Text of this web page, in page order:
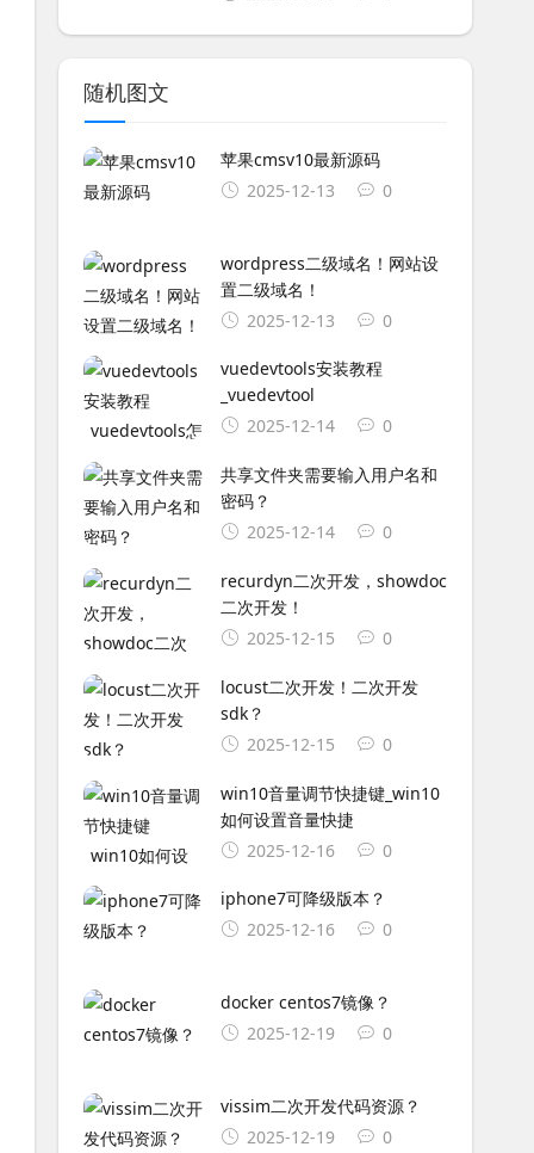
随机图文
苹果cmsv10最新源码
2025-12-13
0
wordpress二级域名！网站设
置二级域名！
2025-12-13
0
vuedevtools安装教程
_vuedevtool
2025-12-14
0
共享文件夹需要输入用户名和
密码？
2025-12-14
0
recurdyn二次开发，showdoc
二次开发！
2025-12-15
0
locust二次开发！二次开发
sdk？
2025-12-15
0
win10音量调节快捷键_win10
如何设置音量快捷
2025-12-16
0
iphone7可降级版本？
2025-12-16
0
docker centos7镜像？
2025-12-19
0
vissim二次开发代码资源？
2025-12-19
0